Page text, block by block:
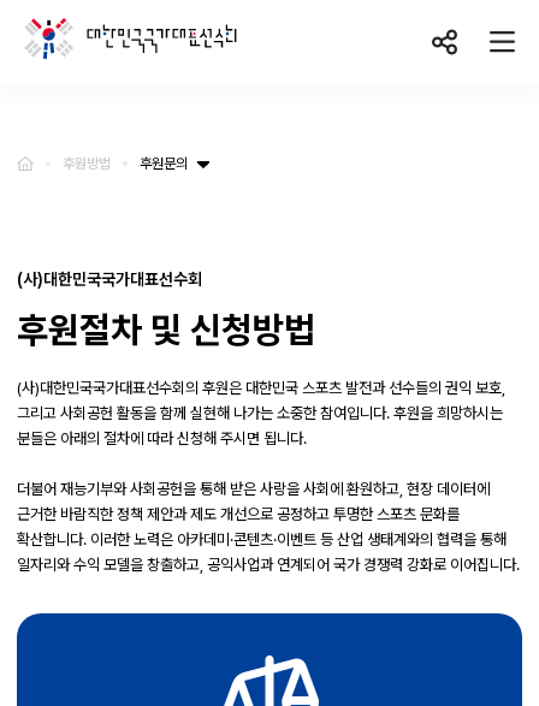
협회운영
후원방법 후원문의
(사)대한민국국가대표선수회
후원절차 및 신청방법
(사)대한민국국가대표선수회의 후원은 대한민국 스포츠 발전과 선수들의 권익 보호,
그리고 사회공헌 활동을 함께 실현해 나가는 소중한 참여입니다. 후원을 희망하시는
분들은 아래의 절차에 따라 신청해 주시면 됩니다.
더불어 재능기부와 사회공헌을 통해 받은 사랑을 사회에 환원하고, 현장 데이터에
근거한 바람직한 정책 제안과 제도 개선으로 공정하고 투명한 스포츠 문화를
확산합니다. 이러한 노력은 아카데미·콘텐츠·이벤트 등 산업 생태계와의 협력을 통해
일자리와 수익 모델을 창출하고, 공익사업과 연계되어 국가 경쟁력 강화로 이어집니다.